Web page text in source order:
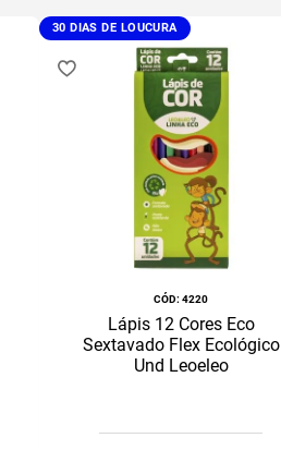
30 DIAS DE LOUCURA
:4220
Lápis 12 Cores Eco
Sextavado Flex Ecológico
Und Leoeleo